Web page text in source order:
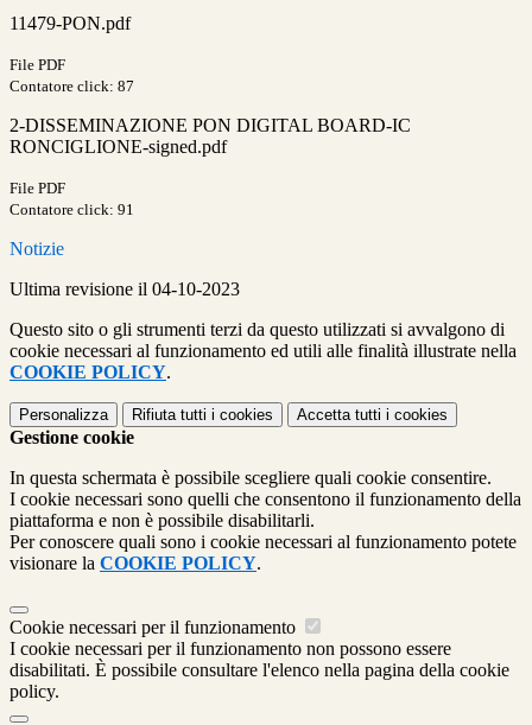
11479-PON.pdf
File PDF
Contatore click: 87
2-DISSEMINAZIONE PON DIGITAL BOARD-IC
RONCIGLIONE-signed.pdf
File PDF
Contatore click: 91
Notizie
Ultima revisione il 04-10-2023
Questo sito o gli strumenti terzi da questo utilizzati si avvalgono di
cookie necessari al funzionamento ed utili alle finalità illustrate nella
COOKIE POLICY.
Personalizza Rifiuta tutti i cookies Accetta tutti i cookies
Gestione cookie
In questa schermata è possibile scegliere quali cookie consentire.
I cookie necessari sono quelli che consentono il funzionamento della
piattaforma e non è possibile disabilitarli.
Per conoscere quali sono i cookie necessari al funzionamento potete
visionare la COOKIE POLICY.
Cookie necessari per il funzionamento
I cookie necessari per il funzionamento non possono essere
disabilitati. È possibile consultare l'elenco nella pagina della cookie
policy.